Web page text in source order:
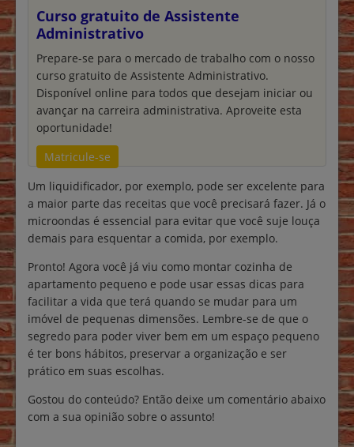
Curso gratuito de Assistente
Administrativo
Prepare-se para o mercado de trabalho com o nosso
curso gratuito de Assistente Administrativo.
Disponível online para todos que desejam iniciar ou
avançar na carreira administrativa. Aproveite esta
oportunidade!
Matricule-se
Um liquidificador, por exemplo, pode ser excelente para
a maior parte das receitas que você precisará fazer. Já o
microondas é essencial para evitar que você suje louça
demais para esquentar a comida, por exemplo.
Pronto! Agora você já viu como montar cozinha de
apartamento pequeno e pode usar essas dicas para
facilitar a vida que terá quando se mudar para um
imóvel de pequenas dimensões. Lembre-se de que o
segredo para poder viver bem em um espaço pequeno
é ter bons hábitos, preservar a organização e ser
prático em suas escolhas.
Gostou do conteúdo? Então deixe um comentário abaixo
com a sua opinião sobre o assunto!